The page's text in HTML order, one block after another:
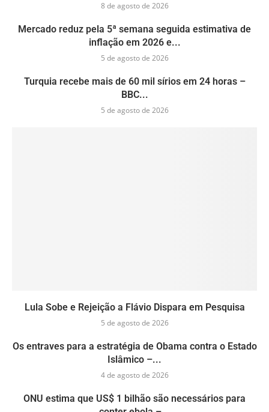
8 de agosto de 2026
Mercado reduz pela 5ª semana seguida estimativa de
inflação em 2026 e...
5 de agosto de 2026
Turquia recebe mais de 60 mil sírios em 24 horas –
BBC...
5 de agosto de 2026
Lula Sobe e Rejeição a Flávio Dispara em Pesquisa
5 de agosto de 2026
Os entraves para a estratégia de Obama contra o Estado
Islâmico –...
4 de agosto de 2026
ONU estima que US$ 1 bilhão são necessários para